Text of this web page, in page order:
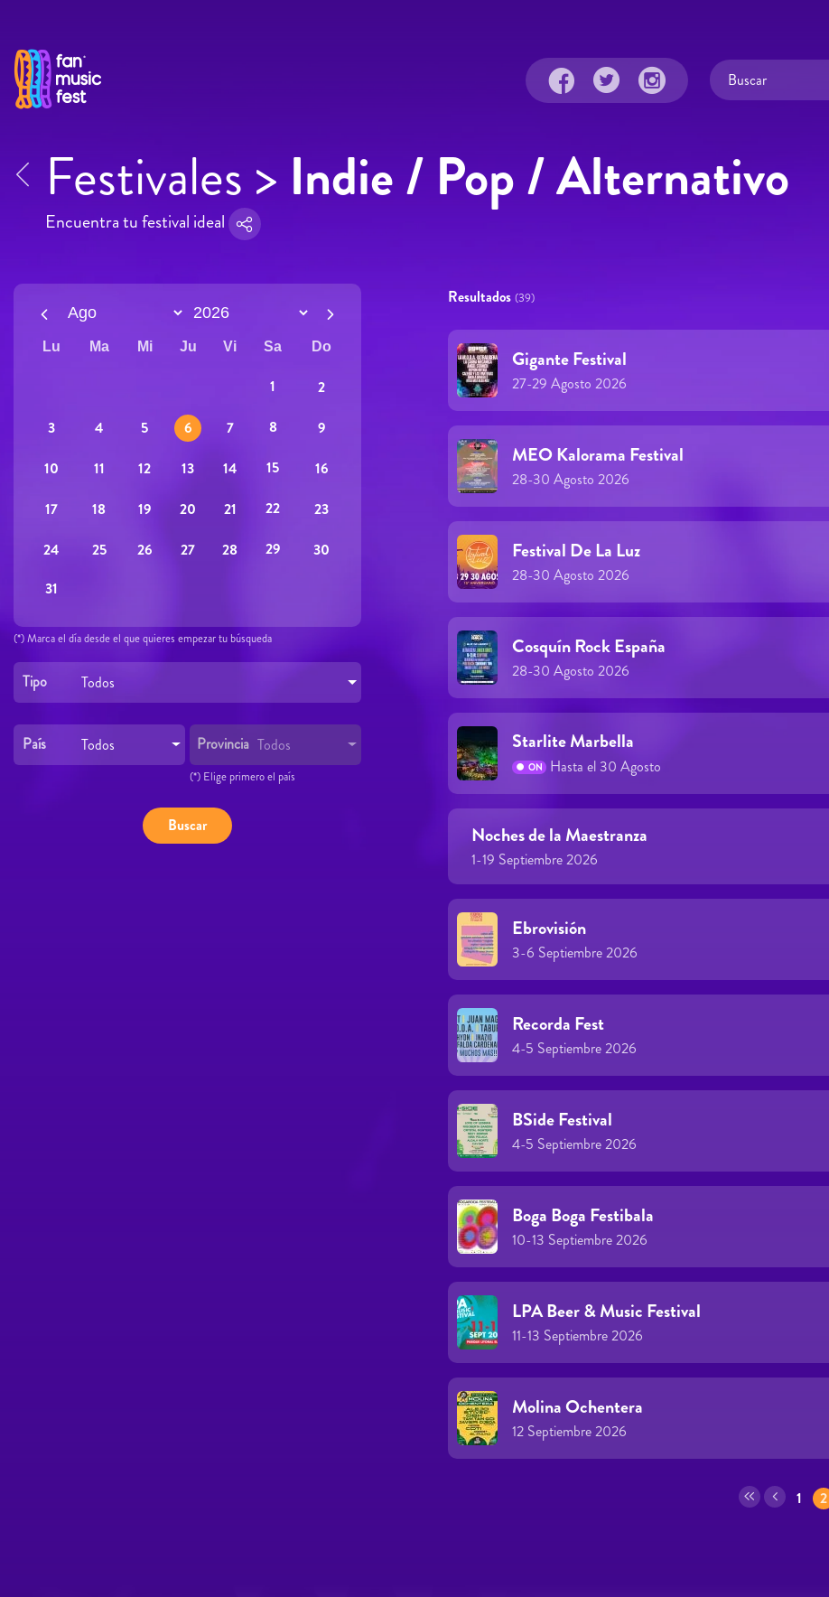
Festivales > Indie / Pop / Alternativo
Encuentra tu festival ideal
Lu Ma Mi Ju Vi Sa Do
1
2
3
4 5 6 7 8
9
10
11 12 13 14 15
16
17
18 19 20 21 22
23
24
25 26 27 28 29
30
31
(*) Marca el día desde el que quieres empezar tu búsqueda
Tipo Todos
País Todos Provincia Todos
(*) Elige primero el país
Resultados (39)
27-29 Agosto 2026
Gigante Festival
28-30 Agosto 2026
MEO Kalorama Festival
28-30 Agosto 2026
Festival De La Luz
28-30 Agosto 2026
Cosquín Rock España
ON Hasta el 30 Agosto
Starlite Marbella
1-19 Septiembre 2026
Noches de la Maestranza
3-6 Septiembre 2026
Ebrovisión
4-5 Septiembre 2026
Recorda Fest
4-5 Septiembre 2026
BSide Festival
10-13 Septiembre 2026
Boga Boga Festibala
11-13 Septiembre 2026
LPA Beer & Music Festival
12 Septiembre 2026
Molina Ochentera
1 2